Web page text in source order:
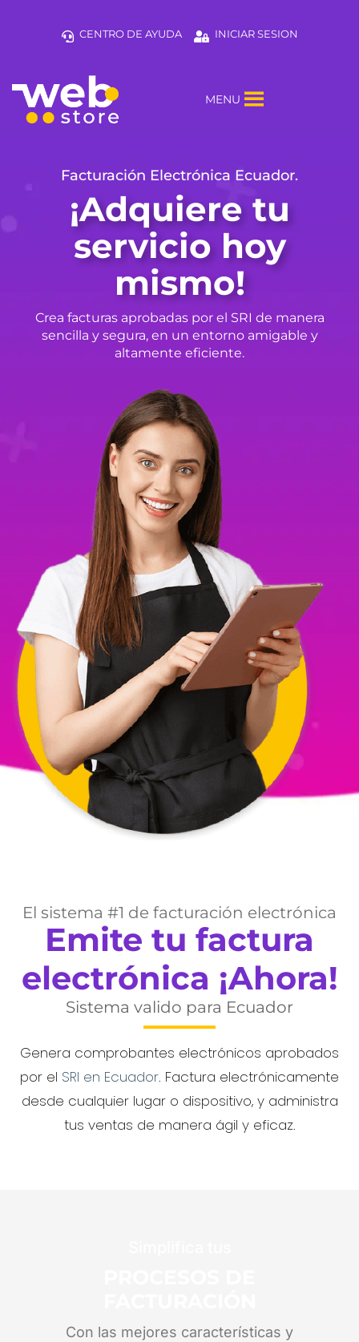
CENTRO DE AYUDA INICIAR SESION
MENU
Facturación Electrónica Ecuador.
¡Adquiere tu
servicio hoy
mismo!
Crea facturas aprobadas por el SRI de manera
sencilla y segura, en un entorno amigable y
altamente eficiente.
El sistema #1 de facturación electrónica
Emite tu factura
electrónica ¡Ahora!
Sistema valido para Ecuador
Genera comprobantes electrónicos aprobados
por el SRI en Ecuador. Factura electrónicamente
desde cualquier lugar o dispositivo, y administra
tus ventas de manera ágil y eficaz.
Con las mejores características y